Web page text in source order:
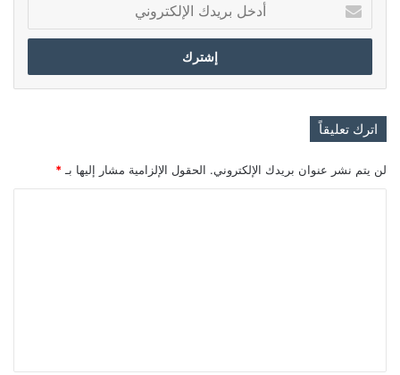
بريدك
الإلكتروني
اترك تعليقاً
لن يتم نشر عنوان بريدك الإلكتروني. الحقول الإلزامية مشار إليها بـ *